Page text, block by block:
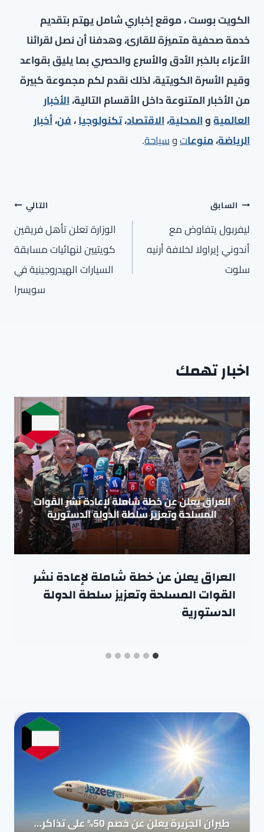
الكويت بوست ، موقع إخباري شامل يهتم بتقديم
خدمة صحفية متميزة للقارئ، وهدفنا أن نصل لقرائنا
الأعزاء بالخبر الأدق والأسرع والحصري بما يليق بقواعد
وقيم الأسرة الكويتية، لذلك نقدم لكم مجموعة كبيرة
من الأخبار المتنوعة داخل الأقسام التالية،الأخبار
العالميةوالمحلية،الاقتصاد،تكنولوجيا،فن،أخبار
الرياضة،منوعاتوسياحة.
تصفّح
المقالات
السابق
ليفربول يتفاوض مع
أندوني إيراولا لخلافة أرنيه
سلوت
التالي
الوزارة تعلن تأهل فريقين
كويتيين لنهائيات مسابقة
السيارات الهيدروجينية في
سويسرا
اخبار تهمك
العراق يعلن عن خطة شاملة لإعادة نشر
القوات المسلحة وتعزيز سلطة الدولة
الدستورية